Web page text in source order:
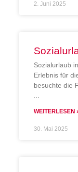
2. Juni 2025
Sozialurlaub
Erlebnis für
besuchte die
WEITERLESEN
30. Mai 2025